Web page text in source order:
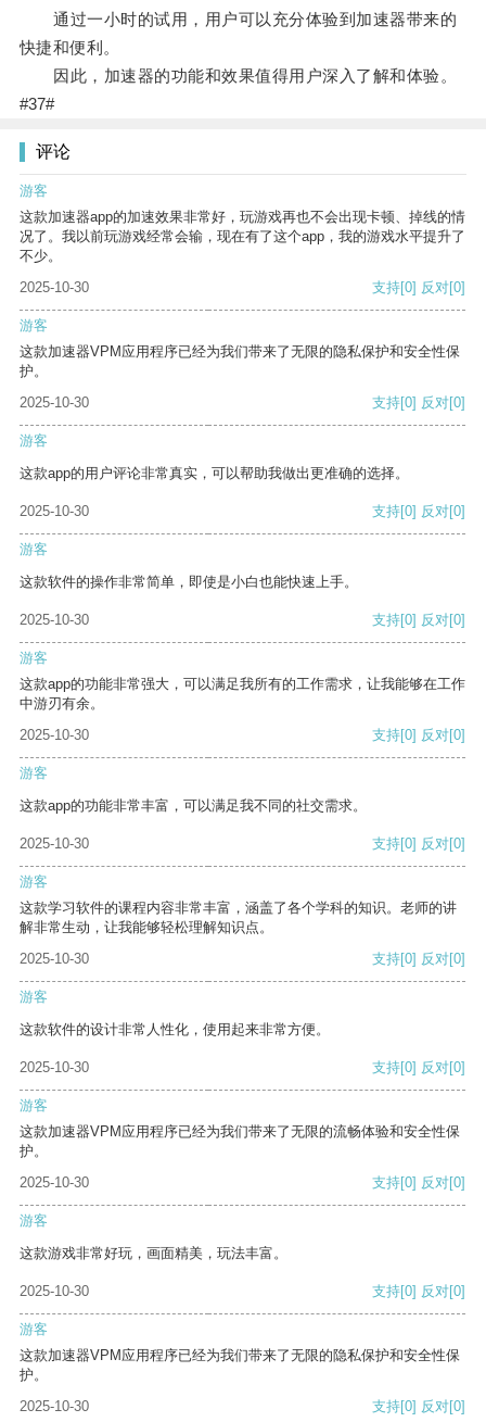
通过一小时的试用，用户可以充分体验到加速器带来的
快捷和便利。
因此，加速器的功能和效果值得用户深入了解和体验。
#37#
评论
游客
这款加速器app的加速效果非常好，玩游戏再也不会出现卡顿、掉线的情
况了。我以前玩游戏经常会输，现在有了这个app，我的游戏水平提升了
不少。
2025-10-30
支持[0] 反对[0]
游客
这款加速器VPM应用程序已经为我们带来了无限的隐私保护和安全性保
护。
2025-10-30
支持[0] 反对[0]
游客
这款app的用户评论非常真实，可以帮助我做出更准确的选择。
2025-10-30 支持[0] 反对[0]
游客
这款软件的操作非常简单，即使是小白也能快速上手。
2025-10-30 支持[0] 反对[0]
游客
这款app的功能非常强大，可以满足我所有的工作需求，让我能够在工作
中游刃有余。
2025-10-30
支持[0] 反对[0]
游客
这款app的功能非常丰富，可以满足我不同的社交需求。
2025-10-30 支持[0] 反对[0]
游客
这款学习软件的课程内容非常丰富，涵盖了各个学科的知识。老师的讲
解非常生动，让我能够轻松理解知识点。
2025-10-30
支持[0] 反对[0]
游客
这款软件的设计非常人性化，使用起来非常方便。
2025-10-30 支持[0] 反对[0]
游客
这款加速器VPM应用程序已经为我们带来了无限的流畅体验和安全性保
护。
2025-10-30
支持[0] 反对[0]
游客
这款游戏非常好玩，画面精美，玩法丰富。
2025-10-30 支持[0] 反对[0]
游客
这款加速器VPM应用程序已经为我们带来了无限的隐私保护和安全性保
护。
2025-10-30
支持[0] 反对[0]